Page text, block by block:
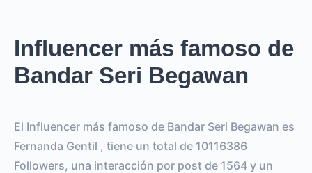
Influencer más famoso de
Bandar Seri Begawan
El Influencer más famoso de Bandar Seri Begawan es
Fernanda Gentil , tiene un total de 10116386
Followers, una interacción por post de 1564 y un